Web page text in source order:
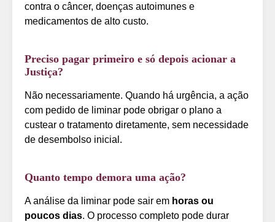
contra o câncer, doenças autoimunes e
medicamentos de alto custo.
Preciso pagar primeiro e só depois acionar a
Justiça?
Não necessariamente. Quando há urgência, a ação
com pedido de liminar pode obrigar o plano a
custear o tratamento diretamente, sem necessidade
de desembolso inicial.
Quanto tempo demora uma ação?
A análise da liminar pode sair em horas ou
poucos dias. O processo completo pode durar